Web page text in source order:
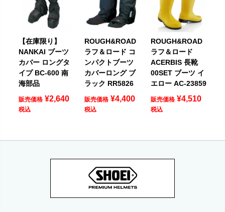
【在庫限り】
NANKAI ブーツ
カバー ロングタ
イプ BC-600 南
海部品
販売価格 ¥2,640
税込
ROUGH&ROAD
ラフ＆ロード コ
ンパクトブーツ
カバーロング ブ
ラック RR5826
販売価格 ¥4,400
税込
ROUGH&ROAD
ラフ＆ロード
ACERBIS 長靴
00SET ブーツ イ
エロー AC-23859
販売価格 ¥4,510
税込